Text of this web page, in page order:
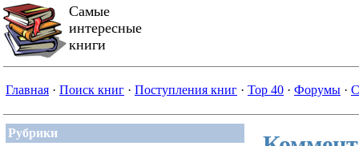
Самые
интересные
книги
Главная · Поиск книг · Поступления книг · Top 40 · Форумы ·
Рубрики